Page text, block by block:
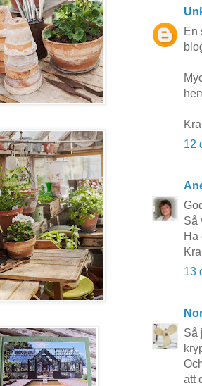
En
12
Så
Ha
13
Så
att